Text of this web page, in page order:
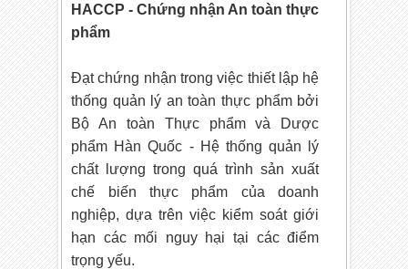
HACCP - Chứng nhận An toàn thực
phẩm
Đạt chứng nhận trong việc thiết lập hệ
thống quản lý an toàn thực phẩm bởi
Bộ An toàn Thực phẩm và Dược
phẩm Hàn Quốc - Hệ thống quản lý
chất lượng trong quá trình sản xuất
chế biến thực phẩm của doanh
nghiệp, dựa trên việc kiểm soát giới
hạn các mối nguy hại tại các điểm
trọng yếu.